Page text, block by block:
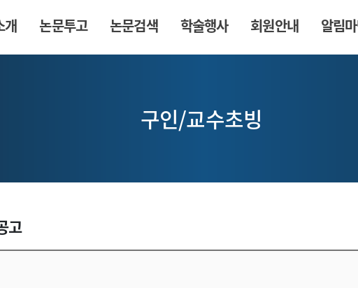
개 논문투고 논문검색 학술행사 회원안내 알림
구인/교수초빙
고